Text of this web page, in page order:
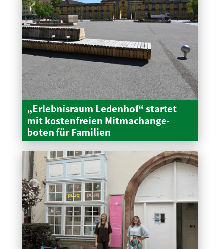
„Erleb­nisraum Ledenhof“ startet
mit kosten­freien Mitma­ch­an­ge­
boten für Familien